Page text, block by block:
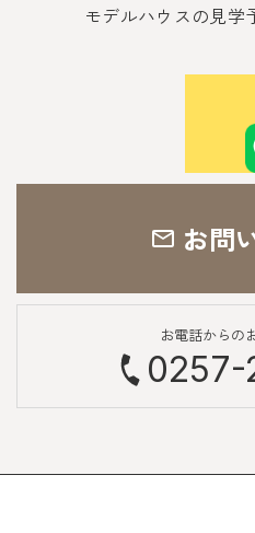
モデルハウスの見学
お問
お電話からの
0257-